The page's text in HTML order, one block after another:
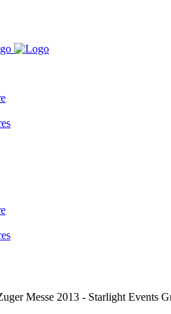
Messe 2013 - Starlight Events